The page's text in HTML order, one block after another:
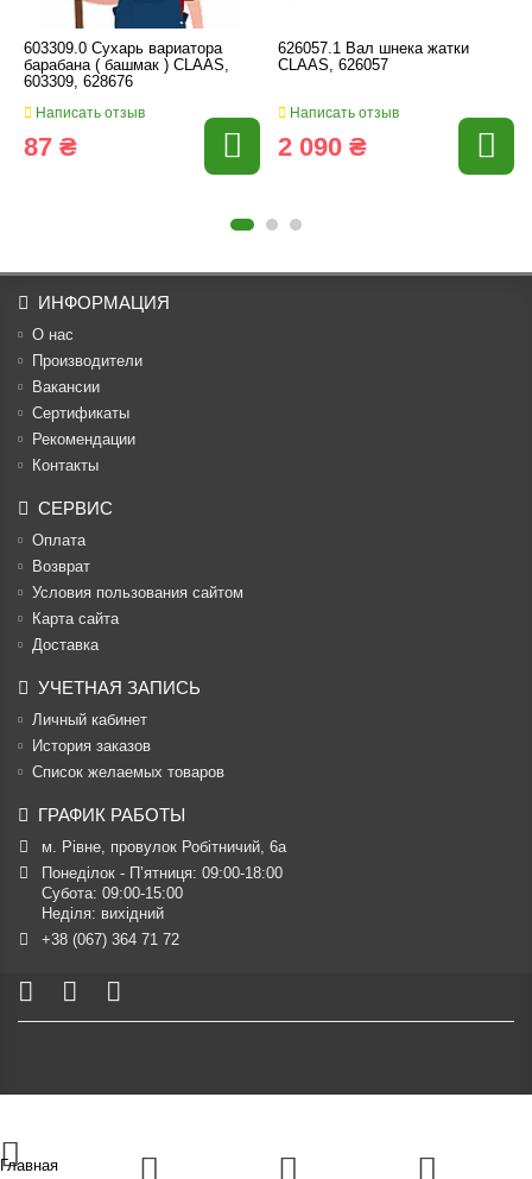
603309.0 Сухарь вариатора
барабана ( башмак ) CLAAS,
603309, 628676
Написать отзыв
87 ₴
626057.1 Вал шнека жатки
CLAAS, 626057
Написать отзыв
2 090 ₴
ИНФОРМАЦИЯ
О нас
Производители
Вакансии
Cертификаты
Рекомендации
Контакты
СЕРВИС
Оплата
Возврат
Условия пользования сайтом
Карта сайта
Доставка
УЧЕТНАЯ ЗАПИСЬ
Личный кабинет
История заказов
Список желаемых товаров
ГРАФИК РАБОТЫ
м. Рівне, провулок Робітничий, 6а
Понеділок - П’ятниця: 09:00-18:00
Субота: 09:00-15:00
Неділя: вихідний
+38 (067) 364 71 72
Главная